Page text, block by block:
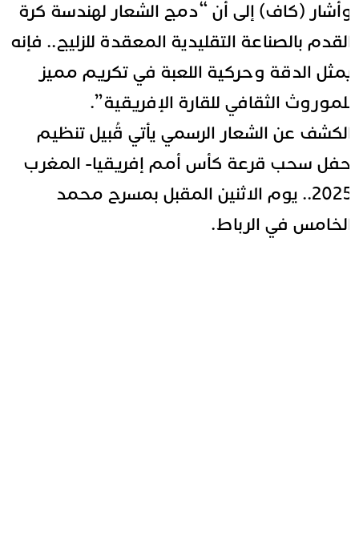
(كاف) إلى أن “دمج الشعار لهندسة كرة
بالصناعة التقليدية المعقدة للزليج.. فإنه
الدقة وحركية اللعبة في تكريم مميز
الثقافي للقارة الإفريقية”.
عن الشعار الرسمي يأتي قُبيل تنظيم
سحب قرعة كأس أمم إفريقيا- المغرب
2025.. يوم الاثنين المقبل بمسرح محمد
في الرباط.